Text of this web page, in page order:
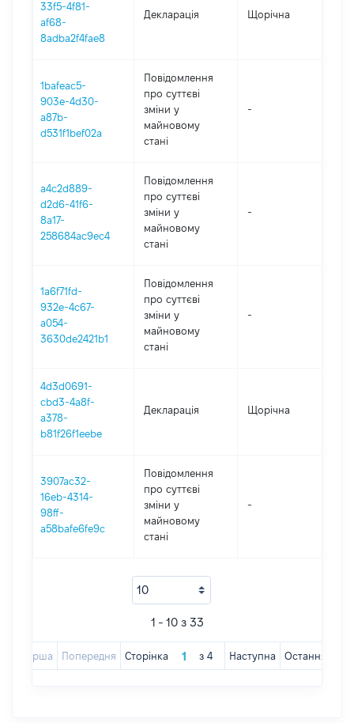
33f5-4f81-
af68-
8adba2f4fae8
Декларація Щорічна
1bafeac5-
903e-4d30-
a87b-
d531f1bef02a
Повідомлення
про суттєві
зміни y
майновому
стані
-
a4c2d889-
d2d6-41f6-
8a17-
258684ac9ec4
Повідомлення
про суттєві
зміни y
майновому
стані
-
1a6f71fd-
932e-4c67-
a054-
3630de2421b1
Повідомлення
про суттєві
зміни y
майновому
стані
-
4d3d0691-
cbd3-4a8f-
a378-
b81f26f1eebe
Декларація Щорічна
3907ac32-
16eb-4314-
98ff-
a58bafe6fe9c
Повідомлення
про суттєві
зміни y
майновому
стані
-
1 - 10 з 33
Перша Попередня Сторінка з 4 Наступна Остання